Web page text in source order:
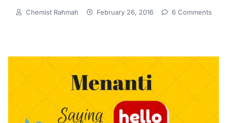
Chemist Rahmah February 26, 2016 6 Comments